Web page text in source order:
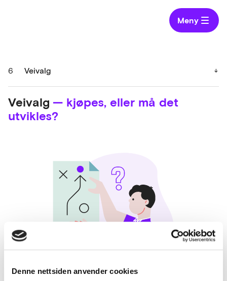
Denne nettsiden anvender cookies
Meny
6 Veivalg
Veivalg — kjøpes, eller må det
utvikles?